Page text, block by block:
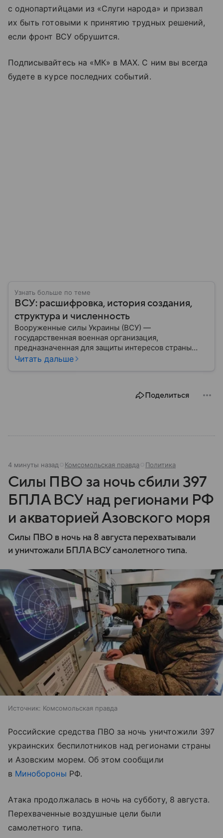
с однопартийцами из «Слуги народа» и призвал
их быть готовыми к принятию трудных решений,
если фронт ВСУ обрушится.
Подписывайтесь на «МК» в MAX. С ним вы всегда
будете в курсе последних событий.
Узнать больше по теме
ВСУ: расшифровка, история создания,
структура и численность
Вооруженные силы Украины (ВСУ) —
государственная военная организация,
предназначенная для защиты интересов страны
военным путем. Была создана после
Читать дальше
Поделиться
4 минуты назад Комсомольская правда Политика
Силы ПВО за ночь сбили 397
БПЛА ВСУ над регионами РФ
и акваторией Азовского моря
Силы ПВО в ночь на 8 августа перехватывали
и уничтожали БПЛА ВСУ самолетного типа.
Источник: Комсомольская правда
Российские средства ПВО за ночь уничтожили 397
украинских беспилотников над регионами страны
и Азовским морем. Об этом сообщили
в Минобороны РФ.
Атака продолжалась в ночь на субботу, 8 августа.
Перехваченные воздушные цели были
самолетного типа.